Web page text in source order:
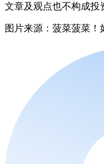
文章及观点也不构成投
图片来源：菠菜菠菜！